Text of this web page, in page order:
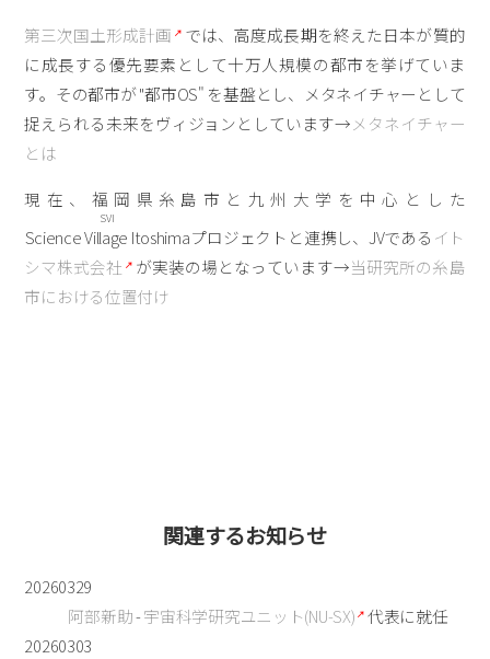
第三次国土形成計画
では、高度成長期を終えた日本が質的
に成長する優先要素として十万人規模の都市を挙げていま
す。その都市が "都市OS" を基盤とし、メタネイチャーとして
捉えられる未来をヴィジョンとしています→メタネイチャー
とは
現在、福岡県糸島市と九州大学を中心とした
Science Village Itoshima
SVI
プロジェクトと連携し、JVである イト
シマ株式会社
が実装の場となっています→当研究所の糸島
市における位置付け
関連するお知らせ
20260329
阿部新助-宇宙科学研究ユニット(NU-SX) 代表に就任
20260303